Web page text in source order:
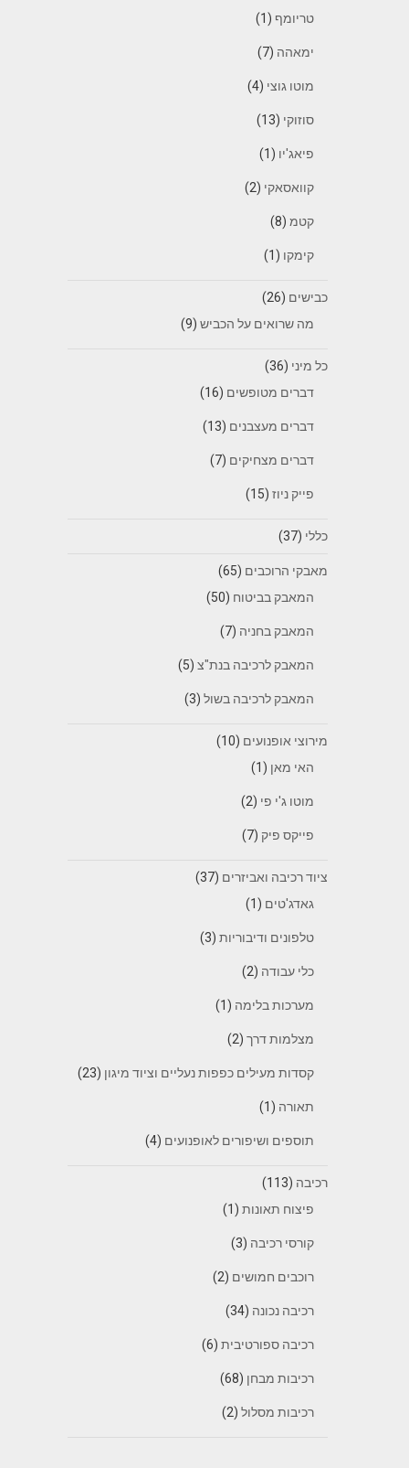
טריומף (1)
ימאהה (7)
מוטו גוצי (4)
סוזוקי (13)
פיאג'יו (1)
קוואסאקי (2)
קטמ(8)
קימקו (1)
כבישים (26)
מה שרואים על הכביש(9)
כל מיני (36)
דברים מטופשים (16)
דברים מעצבנים (13)
דברים מצחיקים (7)
פייק ניוז(15)
כללי (37)
מאבקי הרוכבים (65)
המאבק בביטוח (50)
המאבק בחניה (7)
המאבק לרכיבה בנת"צ(5)
המאבק לרכיבה בשול(3)
מירוצי אופנועים (10)
האי מאן (1)
מוטו ג'י פי (2)
פייקס פיק (7)
ציוד רכיבה ואביזרים (37)
גאדג'טים (1)
טלפונים ודיבוריות(3)
כלי עבודה (2)
מערכות בלימה (1)
מצלמות דרך(2)
קסדות מעילים כפפות נעליים וציוד מיגון (23)
תאורה (1)
תוספים ושיפורים לאופנועים (4)
רכיבה (113)
פיצוח תאונות(1)
קורסי רכיבה (3)
רוכבים חמושים (2)
רכיבה נכונה (34)
רכיבה ספורטיבית(6)
רכיבות מבחן (68)
רכיבות מסלול(2)